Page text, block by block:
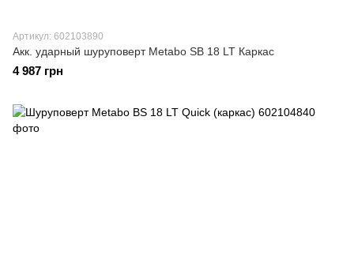
Артикул: 602103890
Акк. ударный шуруповерт Metabo SB 18 LT Каркас
4 987 грн